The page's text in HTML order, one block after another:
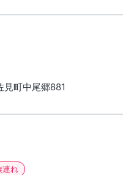
町中尾郷881
連れ